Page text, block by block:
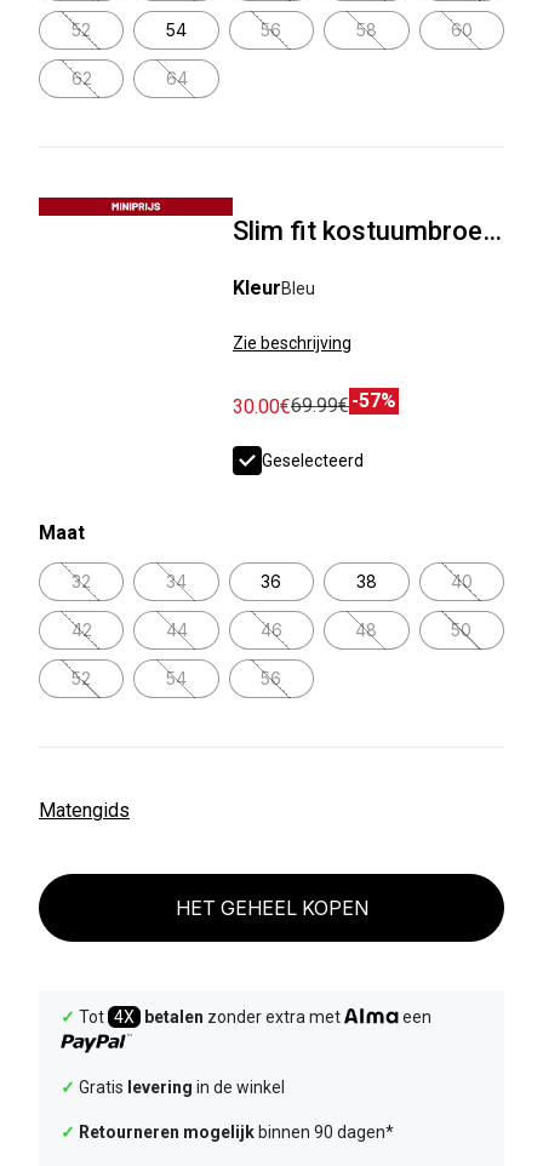
52 54 56 58 60
62 64
Slim fit kostuumbroek met pied-de-puce-motief
KleurBleu
Zie beschrijving
30.00€69.99€-57%
Geselecteerd
Maat
32 34 36 38 40
42 44 46 48 50
52 54 56
Matengids
HET GEHEEL KOPEN
✓ Tot 4X betalen zonder extra met een
✓ Gratis levering in de winkel
✓ Retourneren mogelijk binnen 90 dagen*